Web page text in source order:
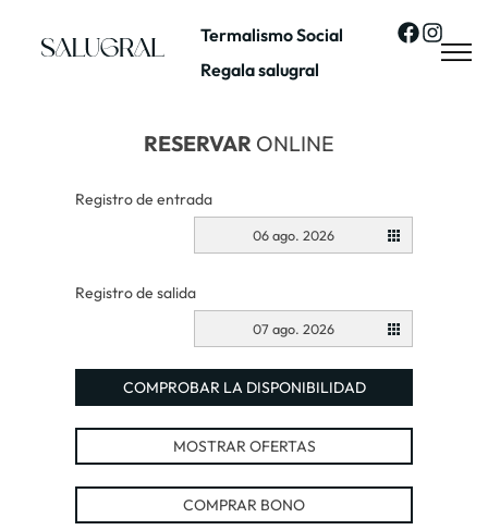
Termalismo Social
Regala salugral
RESERVARONLINE
Registro de entrada
06 ago. 2026
Registro de salida
07 ago. 2026
COMPROBAR LA DISPONIBILIDAD
MOSTRAR OFERTAS
COMPRAR BONO